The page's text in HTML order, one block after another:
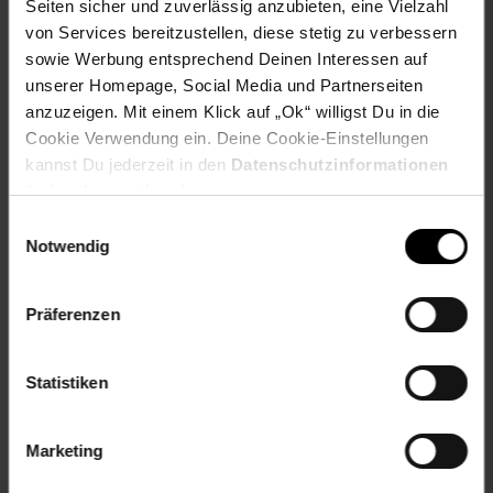
Seiten sicher und zuverlässig anzubieten, eine Vielzahl
von Services bereitzustellen, diese stetig zu verbessern
sowie Werbung entsprechend Deinen Interessen auf
unserer Homepage, Social Media und Partnerseiten
anzuzeigen. Mit einem Klick auf „Ok“ willigst Du in die
Cookie Verwendung ein. Deine Cookie-Einstellungen
kannst Du jederzeit in den Datenschutzinformationen
ändern bzw. widerrufen.
Notwendig
Präferenzen
Statistiken
Marketing
Zielgruppe: Erwachsene
Gewählte Variante:
Farbe (außen): Braun
Artikelnummer: 2213425000
Versandinformationen
Herstellerinformationen